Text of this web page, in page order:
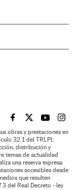
EL PAÍS BRASIL EN
EL PAÍSEL PAÍS
EL
obras y prestaciones en
32.1 del TRLPI;
distribución y
temas de actualidad
una reserva expresa
accesibles desde
que resulten
del Real Decreto - ley